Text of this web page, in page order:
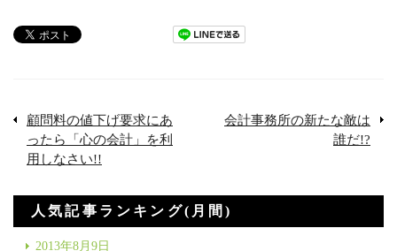
顧問料の値下げ要求にあ
ったら「心の会計」を利
用しなさい!!
会計事務所の新たな敵は
誰だ!?
人気記事ランキング(月間)
2013年8月9日